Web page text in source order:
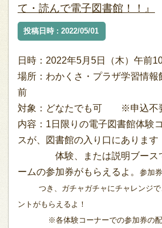
て・読んで電子図書館！！』
投稿日時 : 2022/05/01
日時：2022年5月5日（木）午前
場所：わかくさ・プラザ学習情報
前
対象：どなたでも可 ※申込不
内容：1日限りの電子図書館体験
スが、図書館の入り口にあります
体験、または説明ブースで
ームの参加券がもらえるよ。 参加
つき、ガチャガチャにチャレンジで
ントがもらえるよ！
※各体験コーナーでの参加券の配付